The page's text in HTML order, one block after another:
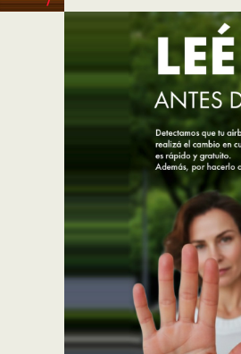
ELEGÍ TU VEHÍCULO